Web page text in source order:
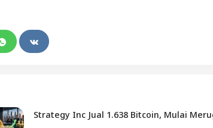
Strategy Inc Jual 1.638 Bitcoin, Mulai